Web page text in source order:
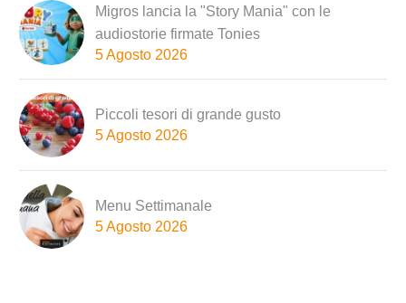
Migros lancia la "Story Mania" con le
audiostorie firmate Tonies
5 Agosto 2026
Piccoli tesori di grande gusto
5 Agosto 2026
Menu Settimanale
5 Agosto 2026